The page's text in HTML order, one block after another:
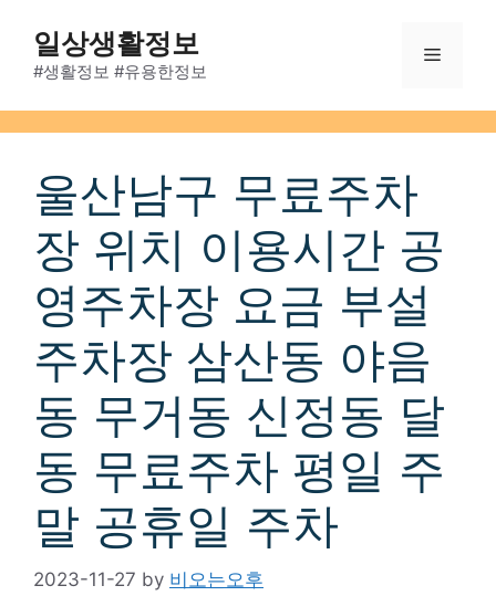
content
일상생활정보
#생활정보 #유용한정보
Menu
울산남구 무료주차
장 위치 이용시간 공
영주차장 요금 부설
주차장 삼산동 야음
동 무거동 신정동 달
동 무료주차 평일 주
말 공휴일 주차
2023-11-27 by 비오는오후